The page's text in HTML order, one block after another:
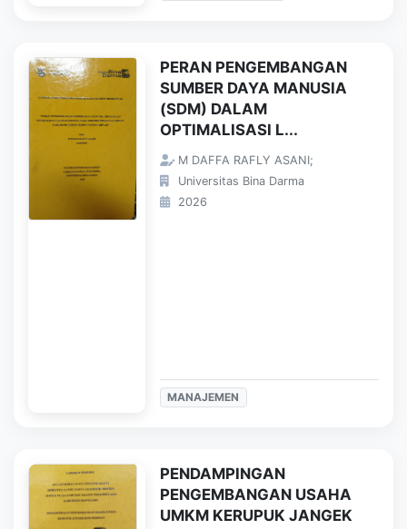
PERAN PENGEMBANGAN
SUMBER DAYA MANUSIA
(SDM) DALAM
OPTIMALISASI L...
M DAFFA RAFLY ASANI;
Universitas Bina Darma
2026
MANAJEMEN
PENDAMPINGAN
PENGEMBANGAN USAHA
UMKM KERUPUK JANGEK